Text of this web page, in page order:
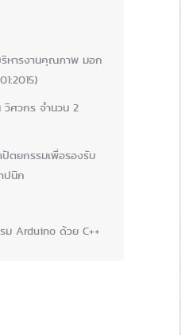
ริหารงานคุณภาพ มอก
ศวกร จำนวน 2
ตยกรรมเพื่อรองรับ
ปนิก
ม Arduino ด้วย C++